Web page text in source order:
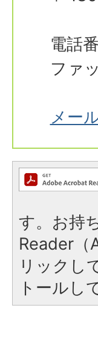
電話
ファ
メー
す。お持
Reader（
リックし
トールし